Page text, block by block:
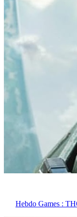
Hebdo Games :